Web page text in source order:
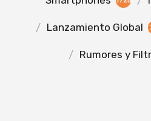
Lanzamiento Global
Rumores y